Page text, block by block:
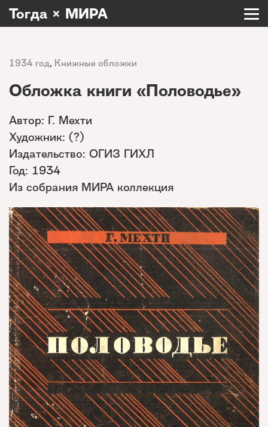
Тогда × МИРА
1934 год, Книжные обложки
Обложка книги «Половодье»
Автор: Г. Мехти
Художник: (?)
Издательство: ОГИЗ ГИХЛ
Год: 1934
Из собрания МИРА коллекция